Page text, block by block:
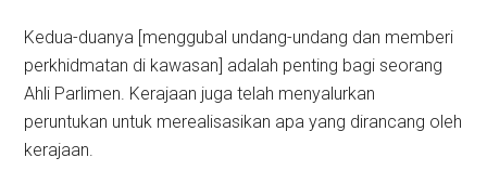
Kedua-duanya [menggubal undang-undang dan memberi
perkhidmatan di kawasan] adalah penting bagi seorang
Ahli Parlimen. Kerajaan juga telah menyalurkan
peruntukan untuk merealisasikan apa yang dirancang oleh
kerajaan.